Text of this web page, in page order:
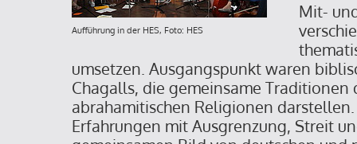
Aufführung in der HES, Foto: HES
Mit-
umsetzen. Ausgangspunkt waren
Chagalls, die gemeinsame Traditionen
abrahamitischen Religionen
Erfahrungen mit Ausgrenzung, Streit